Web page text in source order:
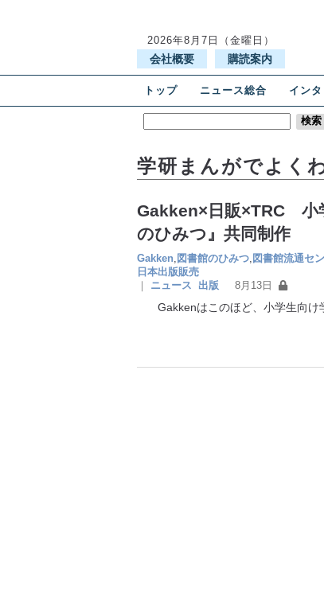
2026年8月7日（金曜日）
会社概要 購読案内
トップ ニュース総合 イン
学研まんがでよく
Gakken×日販×TRC 小
のひみつ』共同制作
Gakken, 図書館のひみつ, 図書館流通セ
日本出版販売
｜
ニュース 出版 8月13日
Gakkenはこのほど、小学生向け